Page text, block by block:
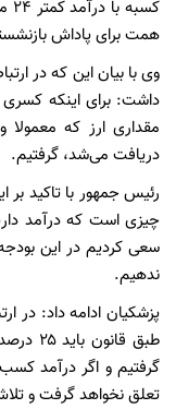
همت برای پاداش
وی با بیان این که در
داشت: برای اینکه کسری
مقداری ارز که
دریافت می‌شد، گرفتیم.
رئیس جمهور با تاکید بر
چیزی است که درآمد
سعی کردیم در این
ندهیم.
پزشکیان ادامه داد: در
گرفتیم و اگر درآمد
تعلق نخواهد گرفت و